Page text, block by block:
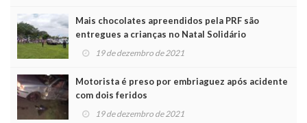
Mais chocolates apreendidos pela PRF são
entregues a crianças no Natal Solidário
19 de dezembro de 2021
Motorista é preso por embriaguez após acidente
com dois feridos
19 de dezembro de 2021